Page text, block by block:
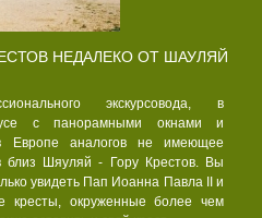
НЕДАЛЕКО ОТ ШАУЛЯЙ
экскурсовода, в
с панорамными окнами и
Европе аналогов не имеющее
близ Шяуляй - Гору Крестов. Вы
увидеть Пап Иоанна Павла II и
кресты, окруженные более чем